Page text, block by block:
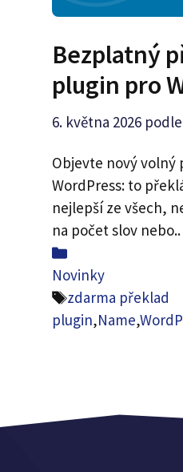
Bezplatný
plugin pro
6. května 2026 podle
Objevte nový
WordPress: to
nejlepší ze všech,
na počet slov nebo..
Kategorie
Novinky
Značky
zdarma překlad
plugin,Name,